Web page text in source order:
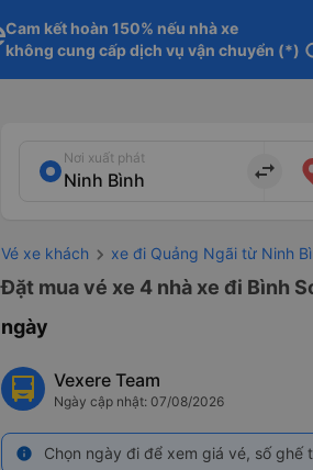
Cam kết hoàn 150% nếu nhà xe
không cung cấp dịch vụ vận chuyển (*)
Nơi xuất phát
import_export
Vé xe khách xe đi Quảng Ngãi từ Ninh
Đặt mua vé xe 4 nhà xe đi Bình
ngày
Vexere Team
Ngày cập nhật: 07/08/2026
info Chọn ngày đi để xem giá vé, số